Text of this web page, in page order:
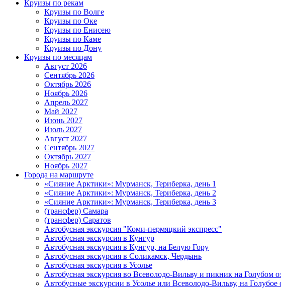
Круизы по рекам
Круизы по Волге
Круизы по Оке
Круизы по Енисею
Круизы по Каме
Круизы по Дону
Круизы по месяцам
Август 2026
Сентябрь 2026
Октябрь 2026
Ноябрь 2026
Апрель 2027
Май 2027
Июнь 2027
Июль 2027
Август 2027
Сентябрь 2027
Октябрь 2027
Ноябрь 2027
Города на маршруте
«Сияние Арктики»: Мурманск, Териберка, день 1
«Сияние Арктики»: Мурманск, Териберка, день 2
«Сияние Арктики»: Мурманск, Териберка, день 3
(трансфер) Самара
(трансфер) Саратов
Автобусная экскурсия "Коми-пермяцкий экспресс"
Автобусная экскурсия в Кунгур
Автобусная экскурсия в Кунгур, на Белую Гору
Автобусная экскурсия в Соликамск, Чердынь
Автобусная экскурсия в Усолье
Автобусная экскурсия во Всеволодо-Вильву и пикник на Голубом
Автобусные экскурсии в Усолье или Всеволодо-Вильву, на